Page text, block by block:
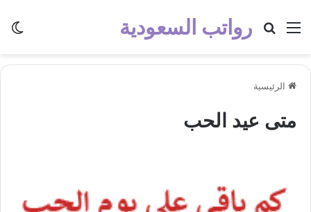
رواتب السعودية القائمة بحث عن
الرئيسية
متى عيد الحب